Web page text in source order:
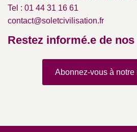
Tel : 01 44 31 16 61
contact@soletcivilisation.fr
Restez informé.e de
Abonnez-vous à notre